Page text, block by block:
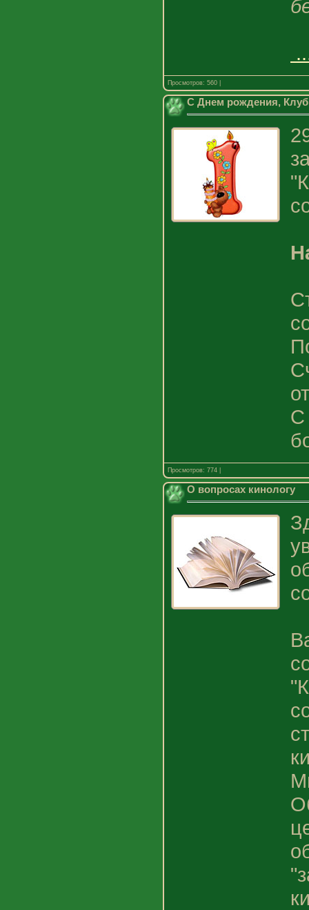
Просмотров: 560 |
С Днем рождения,
С
Просмотров: 774 |
О вопросах кинологу